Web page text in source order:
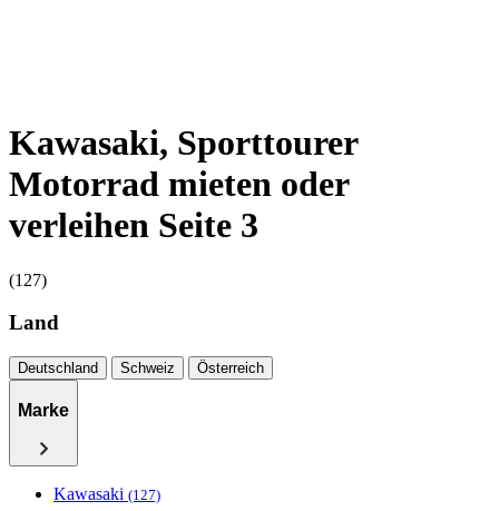
Kawasaki, Sporttourer
Motorrad mieten oder
verleihen Seite 3
(127)
Land
Deutschland Schweiz Österreich
Marke
Kawasaki (127)